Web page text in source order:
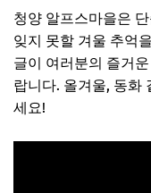
청양 알프스마을은
잊지 못할 겨울 추억
글이 여러분의 즐거
랍니다. 올겨울, 동화
세요!